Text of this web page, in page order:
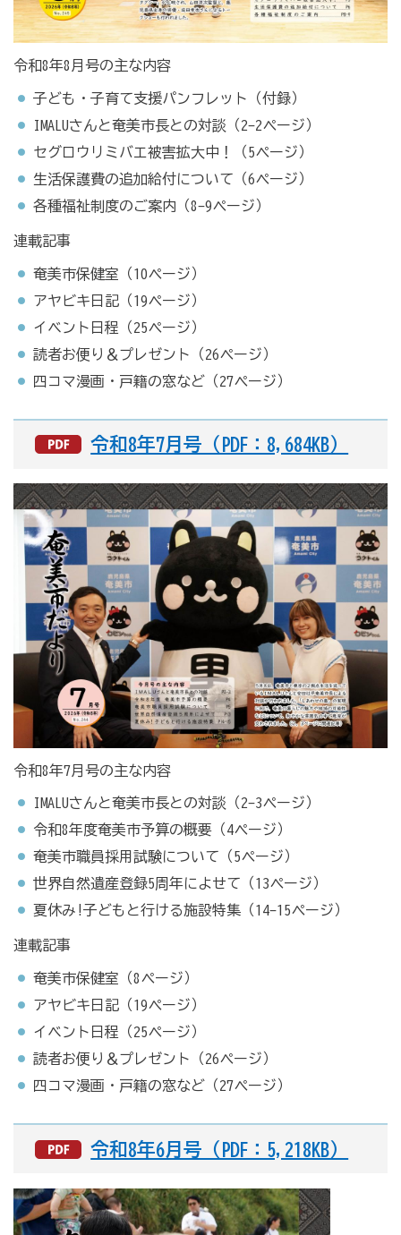
令和8年8月号の主な内容
子ども・子育て支援パンフレット（付録）
IMALUさんと奄美市長との対談（2-2ページ）
セグロウリミバエ被害拡大中！（5ページ）
生活保護費の追加給付について（6ページ）
各種福祉制度のご案内（8-9ページ）
連載記事
奄美市保健室（10ページ）
アヤビキ日記（19ページ）
イベント日程（25ページ）
読者お便り＆プレゼント（26ページ）
四コマ漫画・戸籍の窓など（27ページ）
令和8年7月号（PDF：8,684KB）
令和8年7月号の主な内容
IMALUさんと奄美市長との対談（2-3ページ）
令和8年度奄美市予算の概要（4ページ）
奄美市職員採用試験について（5ページ）
世界自然遺産登録5周年によせて（13ページ）
夏休み!子どもと行ける施設特集（14-15ページ）
連載記事
奄美市保健室（8ページ）
アヤビキ日記（19ページ）
イベント日程（25ページ）
読者お便り＆プレゼント（26ページ）
四コマ漫画・戸籍の窓など（27ページ）
令和8年6月号（PDF：5,218KB）